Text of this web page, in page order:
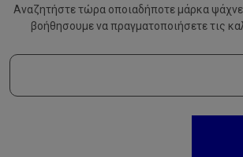
Αναζητήστε τώρα οποιαδήποτε μάρκα
βοήθησουμε να πραγματοποιήσετε τις